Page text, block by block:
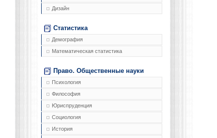
Дизайн
Статистика
Демография
Математическая статистика
Право. Общественные науки
Психология
Философия
Юриспруденция
Социология
История